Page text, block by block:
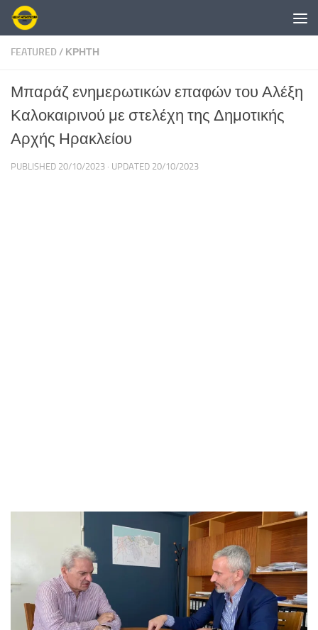
Skip to content
FEATURED / ΚΡΗΤΗ
Μπαράζ ενημερωτικών επαφών του Αλέξη
Καλοκαιρινού με στελέχη της Δημοτικής
Αρχής Ηρακλείου
PUBLISHED 20/10/2023 · UPDATED 20/10/2023